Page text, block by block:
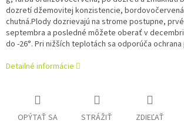
dozretí džemovitej konzistencie,
chutná.Plody dozrievajú na strome postupne,
septembra a posledné môžete oberať v
do -26°. Pri nižších teplotách sa odporúča
Detailné informácie
OPÝTAŤ SA STRÁŽIŤ ZDIEĽAŤ